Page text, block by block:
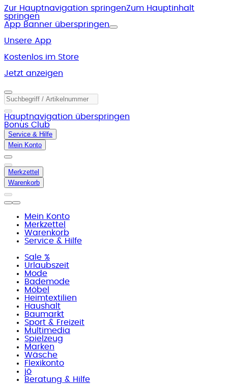
Zur Hauptnavigation springenZum Hauptinhalt
springen
App Banner überspringen
Unsere App
Kostenlos im Store
Jetzt anzeigen
Hauptnavigation überspringen
Bonus Club
Service & Hilfe
Mein Konto
Merkzettel
Warenkorb
Mein Konto
Merkzettel
Warenkorb
Service & Hilfe
Sale %
Urlaubszeit
Mode
Bademode
Möbel
Heimtextilien
Haushalt
Baumarkt
Sport & Freizeit
Multimedia
Spielzeug
Marken
Wäsche
Flexikonto
jö
Beratung & Hilfe